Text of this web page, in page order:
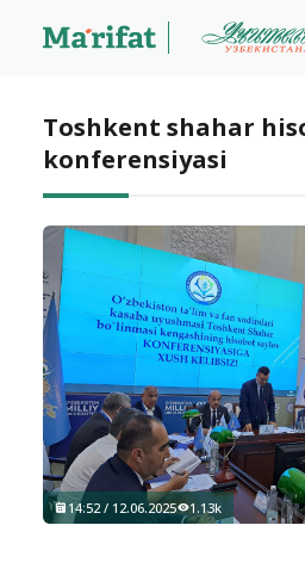
Toshkent shahar
konferensiyasi
14:52 / 12.06.2025 1.13k